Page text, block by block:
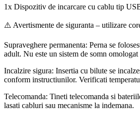
1x Dispozitiv de incarcare cu cablu tip
⚠️ Avertismente de siguranta – utilizare
Supraveghere permanenta: Perna se
adult. Nu este un sistem de somn omologat
Incalzire sigura: Insertia cu bilute se
conform instructiunilor. Verificati
Telecomanda: Tineti telecomanda si
lasati cabluri sau mecanisme la indemana.